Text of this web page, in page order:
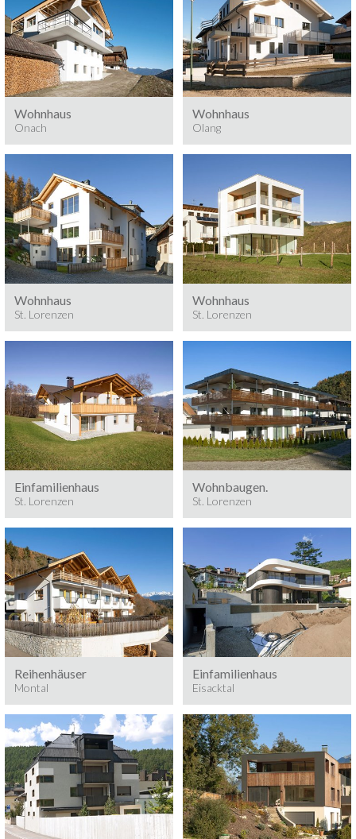
Wohnhaus
Onach
Onach
Baumeisterarbeiten, 2016
Wohnhaus
Olang
Olang
Baumeisterarbeiten, 2016
Wohnhaus
St. Lorenzen
St. Lorenzen
Baumeisterarbeiten, 2014
Wohnhaus
St. Lorenzen
St. Lorenzen
Baumeisterarbeiten, 2014
Einfamilienhaus
St. Lorenzen
St. Lorenzen
Baumeisterarbeiten, 2015
Wohnbaugen.
St. Lorenzen
6 Wohnungen, St.
Lorenzen
Baumeisterarbeiten, 2014
Reihenhäuser
Montal
Montal
Baumeisterarbeiten, 2012
Einfamilienhaus
Eisacktal
Eisacktal
Baumeisterarbeiten
Bauzeit: 11 Monate
Bauvolumen: 900 m 3
Bruneck
Baumeisterarbeiten,
Bauzeit: 8 Monate
Bauvolumen: 2.740 m
Bruneck
Baumeisterarbeiten, 2010